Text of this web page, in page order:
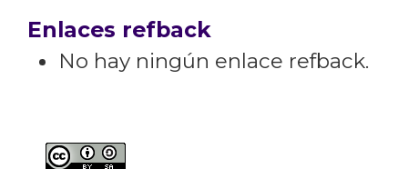
Enlaces refback
No hay ningún enlace refback.